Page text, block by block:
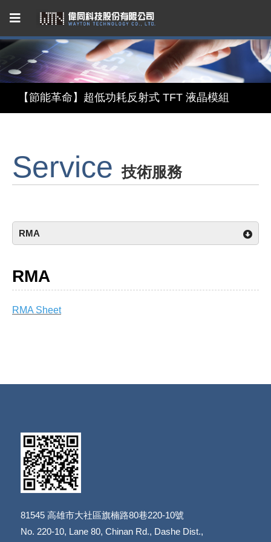
【節能革命】超低功耗反射式 TFT 液晶模組
【節能革命】超低功耗反射式 TFT 液晶模組
Service 技術服務
RMA
RMA
RMA Sheet
81545高雄市大社區旗楠路80巷220-10號
​​​​​​​No. 220-10, Lane 80, Chinan Rd., Dashe Dist.,